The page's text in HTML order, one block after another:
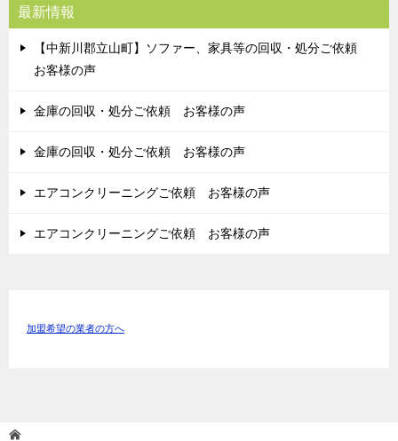
最新情報
【中新川郡立山町】ソファー、家具等の回収・処分ご依頼
お客様の声
金庫の回収・処分ご依頼 お客様の声
金庫の回収・処分ご依頼 お客様の声
エアコンクリーニングご依頼 お客様の声
エアコンクリーニングご依頼 お客様の声
加盟希望の業者の方へ